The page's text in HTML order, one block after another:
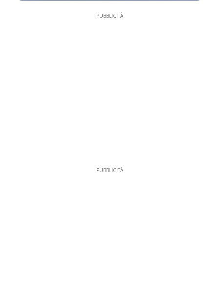
PUBBLICITÀ
PUBBLICITÀ